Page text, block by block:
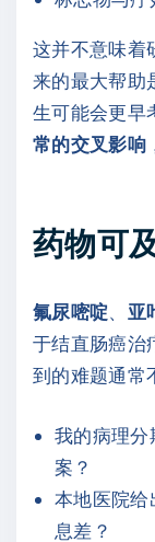
这并不意味着
来的最大帮助
生可能会更早
常的交叉影响
药物可
氟尿嘧啶、 亚
于结直肠癌治
到的难题通常
我的病理分
案？
本地医院给
息差？